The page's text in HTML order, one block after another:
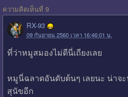
ความคิดเห็นที่ 9
RX-93
09 กันยายน 2560 เวลา 16:46:01 น.
ที่ว่าหมูสมองไม่ดีนี่เถียงเลย
หมูนี่ฉลาดอันดับต้นๆ เลยนะ น่าจ
สุนัขอีก